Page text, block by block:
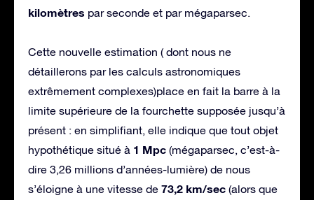
kilomètres par seconde et par mégaparsec.
Cette nouvelle estimation ( dont nous ne
détaillerons par les calculs astronomiques
extrêmement complexes)place en fait la barre à la
limite supérieure de la fourchette supposée jusqu’à
présent : en simplifiant, elle indique que tout objet
hypothétique situé à 1 Mpc (mégaparsec, c’est-à-
dire 3,26 millions d’années-lumière) de nous
s’éloigne à une vitesse de 73,2 km/sec (alors que